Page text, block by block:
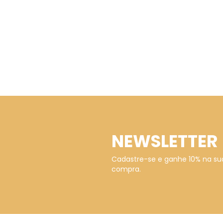
NEWSLETTER
Cadastre-se e ganhe 10% na
compra.